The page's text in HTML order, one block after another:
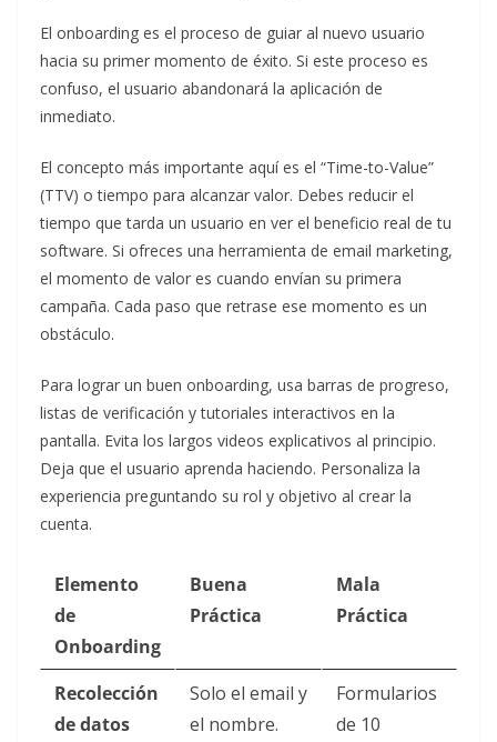
El onboarding es el proceso de guiar al nuevo usuario
hacia su primer momento de éxito. Si este proceso es
confuso, el usuario abandonará la aplicación de
inmediato.
El concepto más importante aquí es el “Time-to-Value”
(TTV) o tiempo para alcanzar valor. Debes reducir el
tiempo que tarda un usuario en ver el beneficio real de tu
software. Si ofreces una herramienta de email marketing,
el momento de valor es cuando envían su primera
campaña. Cada paso que retrase ese momento es un
obstáculo.
Para lograr un buen onboarding, usa barras de progreso,
listas de verificación y tutoriales interactivos en la
pantalla. Evita los largos videos explicativos al principio.
Deja que el usuario aprenda haciendo. Personaliza la
experiencia preguntando su rol y objetivo al crear la
cuenta.
Elemento
de
Onboarding
Buena
Práctica
Mala
Práctica
Recolección
de datos
Solo el email y
el nombre.
Formularios
de 10